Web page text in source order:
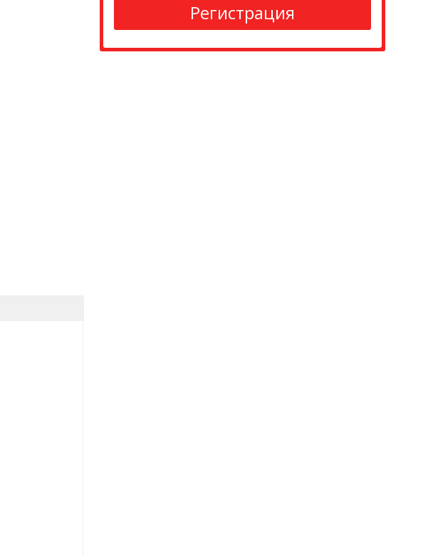
Регистрация